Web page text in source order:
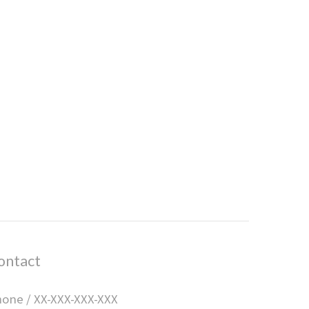
/ XX-XXX-XXX-XXX